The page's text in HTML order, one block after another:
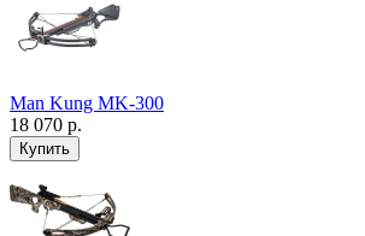
Man Kung MK-300
18 070 р.